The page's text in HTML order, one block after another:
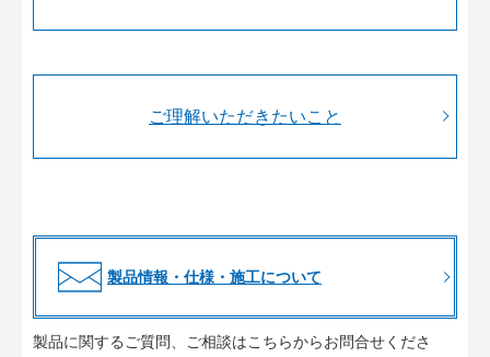
ご理解いただきたいこと
製品情報・仕様・施工について
製品に関するご質問、ご相談はこちらからお問合せくださ